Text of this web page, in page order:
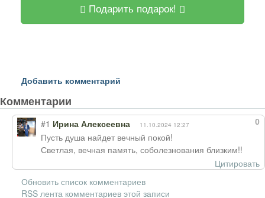
Подарить подарок!
Добавить комментарий
Комментарии
0
#1 Ирина Алексеевна 11.10.2024 12:27
Пусть душа найдет вечный покой!
Светлая, вечная память, соболезнования близким!!
Цитировать
Обновить список комментариев
RSS лента комментариев этой записи